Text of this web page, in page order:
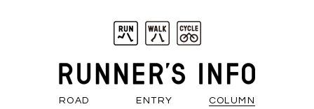
ROAD ENTRY
COLUMN